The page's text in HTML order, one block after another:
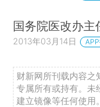
国务院医改办
2013年03月14日
财新网所刊载内容之
专属所有或持有。未
建立镜像等任何使用。